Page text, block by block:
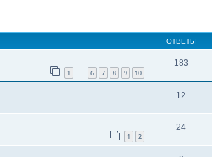
ОТВЕТЫ
1 … 6 7 8 9 10
183
12
1 2
24